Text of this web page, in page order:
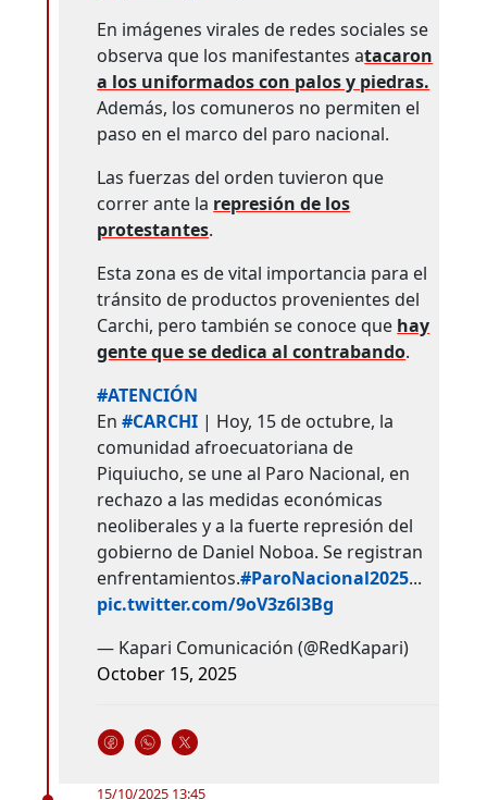
En imágenes virales de redes sociales se
observa que los manifestantes atacaron
a los uniformados con palos y piedras.
Además, los comuneros no permiten el
paso en el marco del paro nacional.
Las fuerzas del orden tuvieron que
correr ante la represión de los
protestantes.
Esta zona es de vital importancia para el
tránsito de productos provenientes del
Carchi, pero también se conoce que hay
gente que se dedica al contrabando.
#ATENCIÓN
En#CARCHI | Hoy, 15 de octubre, la
comunidad afroecuatoriana de
Piquiucho, se une al Paro Nacional, en
rechazo a las medidas económicas
neoliberales y a la fuerte represión del
gobierno de Daniel Noboa. Se registran
enfrentamientos.#ParoNacional2025...
pic.twitter.com/9oV3z6l3Bg
— Kapari Comunicación (@RedKapari)
October 15, 2025
15/10/2025 13:45